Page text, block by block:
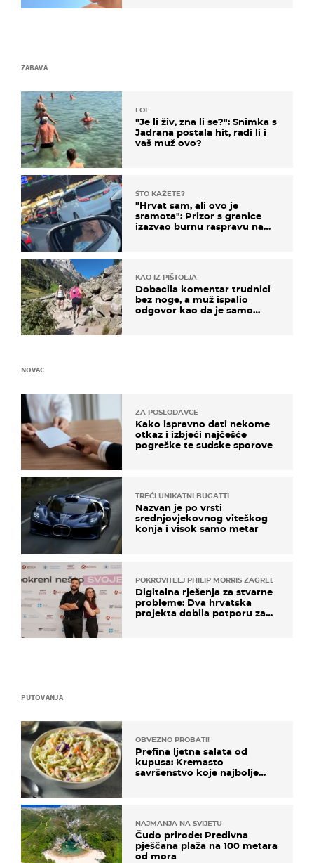
ZABAVA
LOL
"Je li živ, zna li se?": Snimka s
Jadrana postala hit, radi li i
vaš muž ovo?
ŠTO KAŽETE?
"Hrvat sam, ali ovo je
sramota": Prizor s granice
izazvao burnu raspravu na
KAO IZ PIŠTOLJA
Dobacila komentar trudnici
bez noge, a muž ispalio
odgovor kao da je samo
PUTOVANJA
OBVEZNO PROBATI!
Prefina ljetna salata od
kupusa: Kremasto
savršenstvo koje najbolje
NAJMANJA NA SVIJETU
Čudo prirode: Predivna
pješčana plaža na 100 metara
od mora
NOVAC
ZA POSLODAVCE
Kako ispravno dati nekome
otkaz i izbjeći najčešće
pogreške te sudske sporove
TREĆI UNIKATNI BUGATTI
Nazvan je po vrsti
srednjovjekovnog viteškog
konja i visok samo metar
POKROVITELJ PHILIP MORRIS ZAGREB
Digitalna rješenja za stvarne
probleme: Dva hrvatska
projekta dobila potporu za